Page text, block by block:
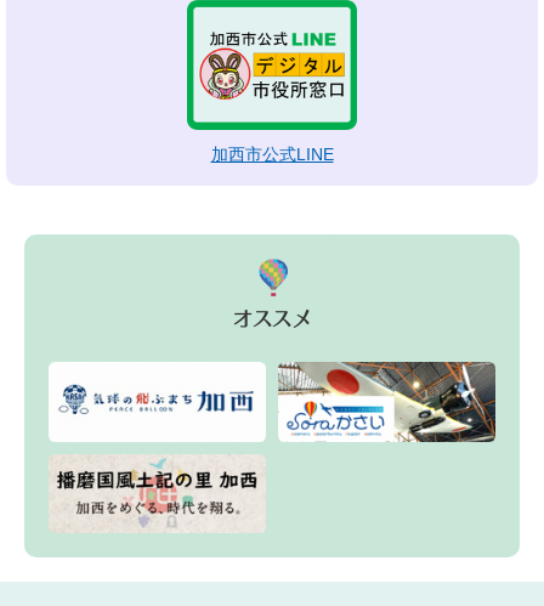
加西市公式LINE